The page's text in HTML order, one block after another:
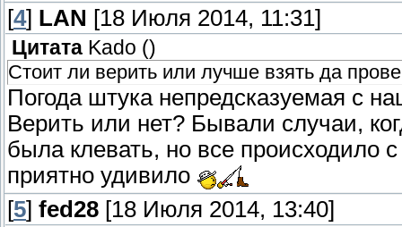
[4] LAN [18 Июля 2014, 11:31]
Цитата Kado ()
Стоит ли верить или лучше взять да
Погода штука непредсказуемая с
Верить или нет? Бывали случаи,
была клевать, но все происходило
приятно удивило
[5] fed28 [18 Июля 2014, 13:40]